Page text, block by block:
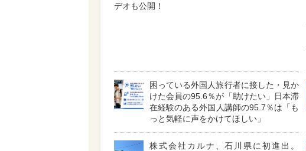
デオも公開！
困っている外国人旅行者に接した・見か
けた会員の95.6％が「助けたい」日本滞
在経験のある外国人講師の95.7％は「も
っと気軽に声をかけてほしい」
株式会社カルナ、石川県に初進出。